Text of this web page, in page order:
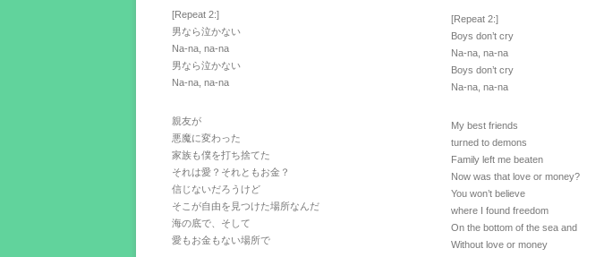
[Repeat 2:]
男なら泣かない
Na-na, na-na
男なら泣かない
Na-na, na-na
親友が
悪魔に変わった
家族も僕を打ち捨てた
それは愛？それともお金？
信じないだろうけど
そこが自由を見つけた場所なんだ
海の底で、そして
愛もお金もない場所で
[Repeat 2:]
Boys don’t cry
Na-na, na-na
Boys don’t cry
Na-na, na-na
My best friends
turned to demons
Family left me beaten
Now was that love or money?
You won’t believe
where I found freedom
On the bottom of the sea and
Without love or money